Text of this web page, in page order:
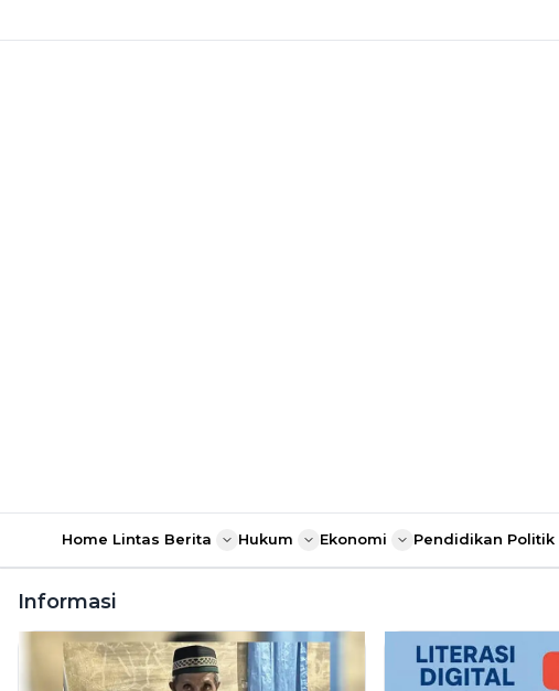
Home Lintas Berita Hukum Ekonomi Pendidikan Politik
Informasi